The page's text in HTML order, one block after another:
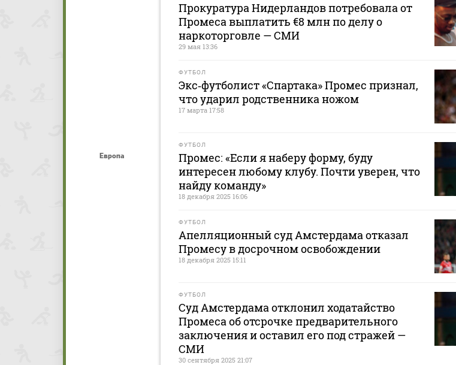
Европа
Прокуратура Нидерландов потребовала от
Промеса выплатить €8 млн по делу о
наркоторговле — СМИ
29 мая 13:36
ФУТБОЛ
Экс‑футболист «Спартака» Промес признал,
что ударил родственника ножом
17 марта 17:58
ФУТБОЛ
Промес: «Если я наберу форму, буду
интересен любому клубу. Почти уверен, что
найду команду»
18 декабря 2025 16:06
ФУТБОЛ
Апелляционный суд Амстердама отказал
Промесу в досрочном освобождении
18 декабря 2025 15:11
ФУТБОЛ
Суд Амстердама отклонил ходатайство
Промеса об отсрочке предварительного
заключения и оставил его под стражей —
СМИ
30 сентября 2025 21:07